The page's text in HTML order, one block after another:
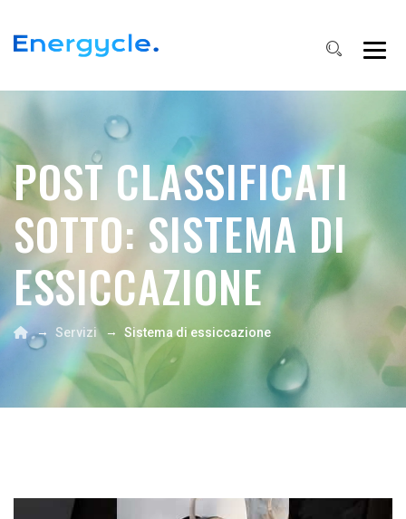
POST CLASSIFICATI
SOTTO:SISTEMA DI
ESSICCAZIONE
→ Servizi → Sistema di essiccazione